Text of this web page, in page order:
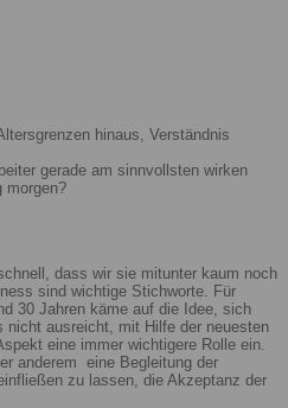
hinaus, Verständnis
gerade am sinnvollsten wirken
morgen?
dass wir sie mitunter kaum noch
sind wichtige Stichworte. Für
30 Jahren käme auf die Idee, sich
nicht ausreicht, mit Hilfe der neuesten
eine immer wichtigere Rolle ein.
anderem eine Begleitung der
zu lassen, die Akzeptanz der